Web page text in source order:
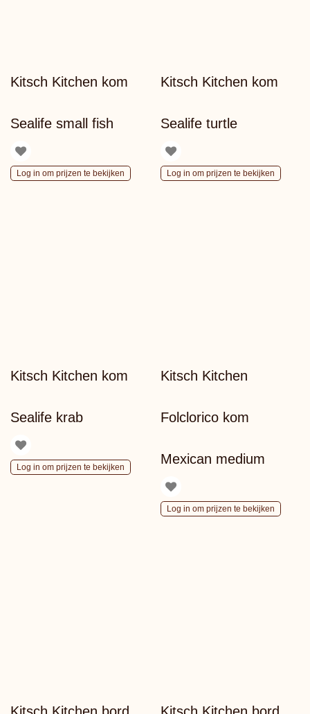
Kitsch Kitchen kom
Sealife small fish
Log in om prijzen te bekijken
Kitsch Kitchen kom
Sealife turtle
Log in om prijzen te bekijken
Kitsch Kitchen kom
Sealife krab
Log in om prijzen te bekijken
Kitsch Kitchen
Folclorico kom
Mexican medium
Log in om prijzen te bekijken